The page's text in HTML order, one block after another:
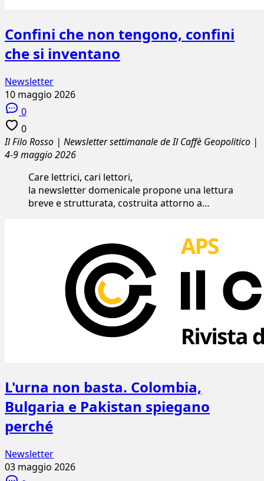
Confini che non tengono, confini
che si inventano
Newsletter
10 maggio 2026
0
0
Il Filo Rosso | Newsletter settimanale de Il Caffè Geopolitico |
4-9 maggio 2026
Care lettrici, cari lettori,
la newsletter domenicale propone una lettura
breve e strutturata, costruita attorno a…
L'urna non basta. Colombia,
Bulgaria e Pakistan spiegano
perché
Newsletter
03 maggio 2026